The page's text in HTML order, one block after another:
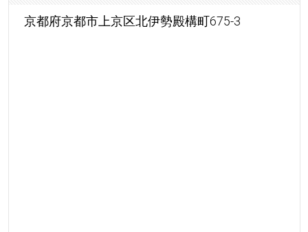
京都府京都市上京区北伊勢殿構町675-3